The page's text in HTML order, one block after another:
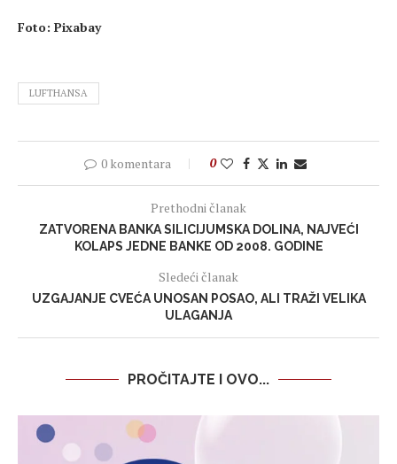
Foto: Pixabay
LUFTHANSA
0 komentara 0
Prethodni članak
ZATVORENA BANKA SILICIJUMSKA DOLINA, NAJVEĆI
KOLAPS JEDNE BANKE OD 2008. GODINE
Sledeći članak
UZGAJANJE CVEĆA UNOSAN POSAO, ALI TRAŽI VELIKA
ULAGANJA
PROČITAJTE I OVO...